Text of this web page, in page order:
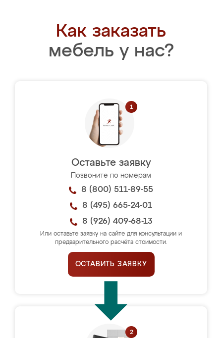
Как заказать
мебель у нас?
Оставьте заявку
Позвоните по номерам
8 (800) 511-89-55
8 (495) 665-24-01
8 (926) 409-68-13
Или оставьте заявку на сайте для консультации и
предварительного расчёта стоимости.
ОСТАВИТЬ ЗАЯВКУ